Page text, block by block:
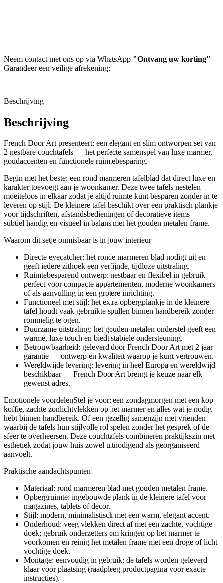
Neem contact met ons op via WhatsApp "Ontvang uw korting"
Garandeer een veilige afrekening:
Beschrijving
Beschrijving
French Door Art presenteert: een elegant en slim ontworpen set van
2 nestbare couchtafels — het perfecte samenspel van luxe marmer,
goudaccenten en functionele ruimtebesparing.
Begin met het beste: een rond marmeren tafelblad dat direct luxe en
karakter toevoegt aan je woonkamer. Deze twee tafels nestelen
moeiteloos in elkaar zodat je altijd ruimte kunt besparen zonder in te
leveren op stijl. De kleinere tafel beschikt over een praktisch plankje
voor tijdschriften, afstandsbedieningen of decoratieve items —
subtiel handig en visueel in balans met het gouden metalen frame.
Waarom dit setje onmisbaar is in jouw interieur
Directe eyecatcher: het ronde marmeren blad nodigt uit en
geeft iedere zithoek een verfijnde, tijdloze uitstraling.
Ruimtebesparend ontwerp: nestbaar en flexibel in gebruik —
perfect voor compacte appartementen, moderne woonkamers
of als aanvulling in een grotere inrichting.
Functioneel met stijl: het extra opbergplankje in de kleinere
tafel houdt vaak gebruikte spullen binnen handbereik zonder
rommelig te ogen.
Duurzame uitstraling: het gouden metalen onderstel geeft een
warme, luxe touch en biedt stabiele ondersteuning.
Betrouwbaarheid: geleverd door French Door Art met 2 jaar
garantie — ontwerp en kwaliteit waarop je kunt vertrouwen.
Wereldwijde levering: levering in heel Europa en wereldwijd
beschikbaar — French Door Art brengt je keuze naar elk
gewenst adres.
Emotionele voordelenStel je voor: een zondagmorgen met een kop
koffie, zachte zonlichtvlekken op het marmer en alles wat je nodig
hebt binnen handbereik. Of een gezellig samenzijn met vrienden
waarbij de tafels hun stijlvolle rol spelen zonder het gesprek of de
sfeer te overheersen. Deze couchtafels combineren praktijkszin met
esthetiek zodat jouw huis zowel uitnodigend als georganiseerd
aanvoelt.
Praktische aandachtspunten
Materiaal: rond marmeren blad met gouden metalen frame.
Opbergruimte: ingebouwde plank in de kleinere tafel voor
magazines, tablets of decor.
Stijl: modern, minimalistisch met een warm, elegant accent.
Onderhoud: veeg vlekken direct af met een zachte, vochtige
doek; gebruik onderzetters om kringen op het marmer te
voorkomen en reinig het metalen frame met een droge of licht
vochtige doek.
Montage: eenvoudig in gebruik; de tafels worden geleverd
klaar voor plaatsing (raadpleeg productpagina voor exacte
instructies).